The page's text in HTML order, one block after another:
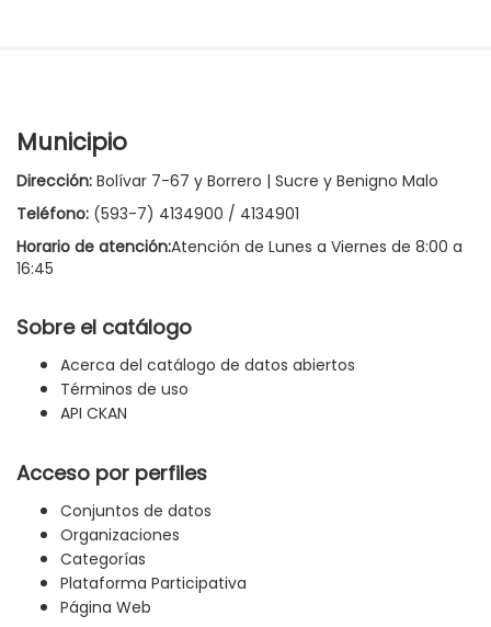
Municipio
Dirección: Bolívar 7-67 y Borrero | Sucre y Benigno Malo
Teléfono: (593-7) 4134900 / 4134901
Horario de atención:Atención de Lunes a Viernes de 8:00 a
16:45
Sobre el catálogo
Acerca del catálogo de datos abiertos
Términos de uso
API CKAN
Acceso por perfiles
Conjuntos de datos
Organizaciones
Categorías
Plataforma Participativa
Página Web